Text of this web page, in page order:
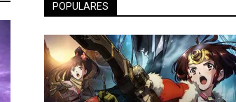
POPULARES